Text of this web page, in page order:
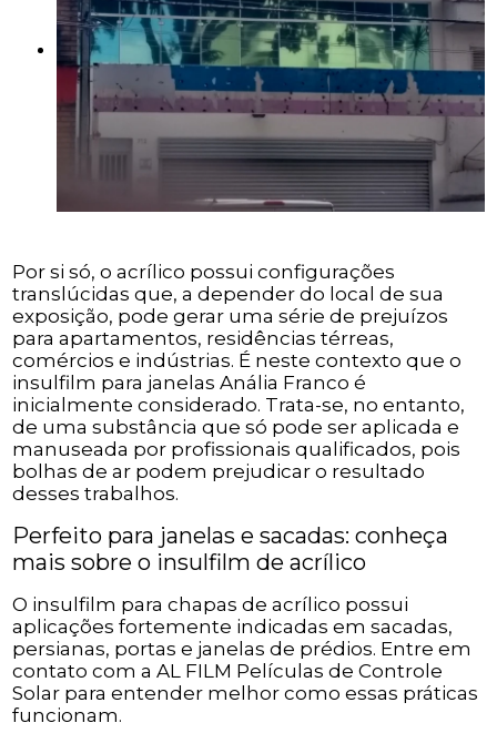
Por si só, o acrílico possui configurações
translúcidas que, a depender do local de sua
exposição, pode gerar uma série de prejuízos
para apartamentos, residências térreas,
comércios e indústrias. É neste contexto que o
insulfilm para janelas Anália Franco é
inicialmente considerado. Trata-se, no entanto,
de uma substância que só pode ser aplicada e
manuseada por profissionais qualificados, pois
bolhas de ar podem prejudicar o resultado
desses trabalhos.
Perfeito para janelas e sacadas: conheça
mais sobre o insulfilm de acrílico
O insulfilm para chapas de acrílico possui
aplicações fortemente indicadas em sacadas,
persianas, portas e janelas de prédios. Entre em
contato com a AL FILM Películas de Controle
Solar para entender melhor como essas práticas
funcionam.